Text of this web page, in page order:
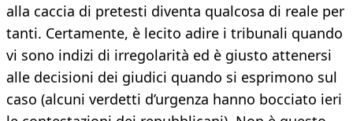
alla caccia di pretesti diventa qualcosa di reale per
tanti. Certamente, è lecito adire i tribunali quando
vi sono indizi di irregolarità ed è giusto attenersi
alle decisioni dei giudici quando si esprimono sul
caso (alcuni verdetti d’urgenza hanno bocciato ieri